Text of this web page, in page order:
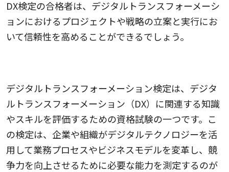
DX検定の合格者は、デジタルトランスフォーメーシ
ョンにおけるプロジェクトや戦略の立案と実行にお
いて信頼性を高めることができるでしょう。
デジタルトランスフォーメーション検定は、デジタ
ルトランスフォーメーション（DX）に関連する知識
やスキルを評価するための資格試験の一つです。こ
の検定は、企業や組織がデジタルテクノロジーを活
用して業務プロセスやビジネスモデルを変革し、競
争力を向上させるために必要な能力を測定するのが